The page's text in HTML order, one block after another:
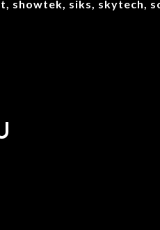
showtek, siks, skytech,